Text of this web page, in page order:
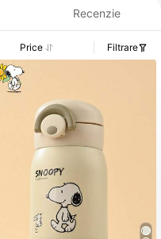
Recenzie
Price Filtrare